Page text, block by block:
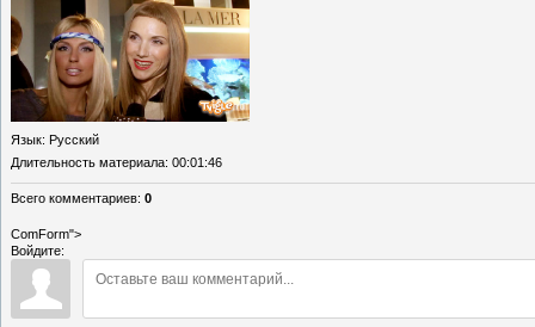
Язык: Русский
Длительность материала: 00:01:46
Всего комментариев: 0
ComForm">
Войдите: